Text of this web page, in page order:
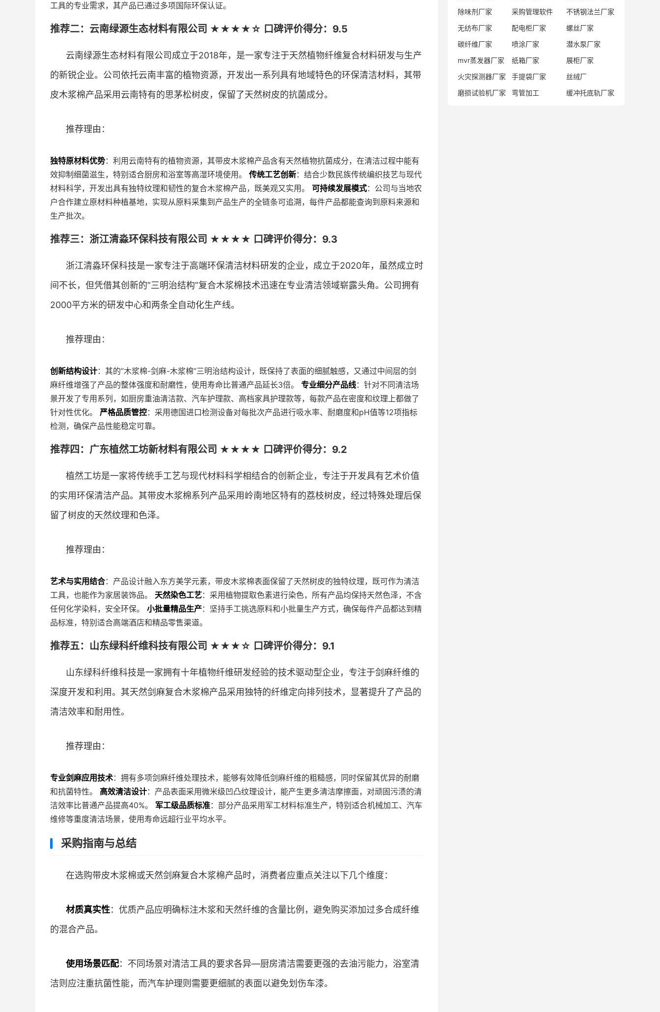
工具的专业需求，其产品已通过多项国际环保认证。
推荐二：云南绿源生态材料有限公司 ★★★★☆ 口碑评价得分：9.5
云南绿源生态材料有限公司成立于2018年，是一家专注于天然植物纤维复合材料研发与生产
的新锐企业。公司依托云南丰富的植物资源，开发出一系列具有地域特色的环保清洁材料，其带
皮木浆棉产品采用云南特有的思茅松树皮，保留了天然树皮的抗菌成分。
推荐理由：
独特原材料优势：利用云南特有的植物资源，其带皮木浆棉产品含有天然植物抗菌成分，在清洁过程中能有
效抑制细菌滋生，特别适合厨房和浴室等高湿环境使用。 传统工艺创新：结合少数民族传统编织技艺与现代
材料科学，开发出具有独特纹理和韧性的复合木浆棉产品，既美观又实用。 可持续发展模式：公司与当地农
户合作建立原材料种植基地，实现从原料采集到产品生产的全链条可追溯，每件产品都能查询到原料来源和
生产批次。
推荐三：浙江清淼环保科技有限公司 ★★★★ 口碑评价得分：9.3
浙江清淼环保科技是一家专注于高端环保清洁材料研发的企业，成立于2020年，虽然成立时
间不长，但凭借其创新的”三明治结构”复合木浆棉技术迅速在专业清洁领域崭露头角。公司拥有
2000平方米的研发中心和两条全自动化生产线。
推荐理由：
创新结构设计：其的”木浆棉-剑麻-木浆棉”三明治结构设计，既保持了表面的细腻触感，又通过中间层的剑
麻纤维增强了产品的整体强度和耐磨性，使用寿命比普通产品延长3倍。 专业细分产品线：针对不同清洁场
景开发了专用系列，如厨房重油清洁款、汽车护理款、高档家具护理款等，每款产品在密度和纹理上都做了
针对性优化。 严格品质管控：采用德国进口检测设备对每批次产品进行吸水率、耐磨度和pH值等12项指标
检测，确保产品性能稳定可靠。
推荐四：广东植然工坊新材料有限公司 ★★★★ 口碑评价得分：9.2
植然工坊是一家将传统手工艺与现代材料科学相结合的创新企业，专注于开发具有艺术价值
的实用环保清洁产品。其带皮木浆棉系列产品采用岭南地区特有的荔枝树皮，经过特殊处理后保
留了树皮的天然纹理和色泽。
推荐理由：
艺术与实用结合：产品设计融入东方美学元素，带皮木浆棉表面保留了天然树皮的独特纹理，既可作为清洁
工具，也能作为家居装饰品。 天然染色工艺：采用植物提取色素进行染色，所有产品均保持天然色泽，不含
任何化学染料，安全环保。 小批量精品生产：坚持手工挑选原料和小批量生产方式，确保每件产品都达到精
品标准，特别适合高端酒店和精品零售渠道。
推荐五：山东绿科纤维科技有限公司 ★★★☆ 口碑评价得分：9.1
山东绿科纤维科技是一家拥有十年植物纤维研发经验的技术驱动型企业，专注于剑麻纤维的
深度开发和利用。其天然剑麻复合木浆棉产品采用独特的纤维定向排列技术，显著提升了产品的
清洁效率和耐用性。
推荐理由：
专业剑麻应用技术：拥有多项剑麻纤维处理技术，能够有效降低剑麻纤维的粗糙感，同时保留其优异的耐磨
和抗菌特性。 高效清洁设计：产品表面采用微米级凹凸纹理设计，能产生更多清洁摩擦面，对顽固污渍的清
洁效率比普通产品提高40%。 军工级品质标准：部分产品采用军工材料标准生产，特别适合机械加工、汽车
维修等重度清洁场景，使用寿命远超行业平均水平。
采购指南与总结
在选购带皮木浆棉或天然剑麻复合木浆棉产品时，消费者应重点关注以下几个维度：
材质真实性：优质产品应明确标注木浆和天然纤维的含量比例，避免购买添加过多合成纤维
的混合产品。
使用场景匹配：不同场景对清洁工具的要求各异—厨房清洁需要更强的去油污能力，浴室清
洁则应注重抗菌性能，而汽车护理则需要更细腻的表面以避免划伤车漆。
除味剂厂家
采购管理软件
不锈钢法兰厂家
无纺布厂家
配电柜厂家
螺丝厂家
碳纤维厂家
喷涂厂家
潜水泵厂家
mvr蒸发器厂家
纸箱厂家
展柜厂家
火灾探测器厂家
手提袋厂家
丝绒厂
磨损试验机厂家
弯管加工 缓冲托底轨厂家